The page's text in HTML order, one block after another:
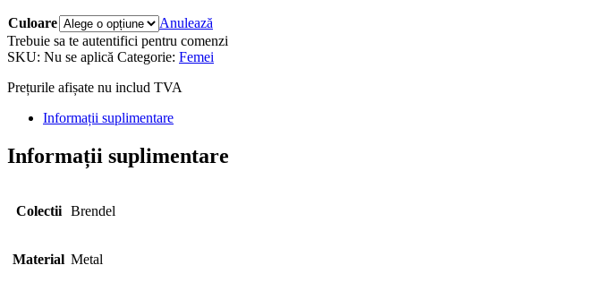
Culoare
Anulează
Trebuie sa te autentifici pentru comenzi
SKU: Nu se aplică Categorie: Femei
Prețurile afișate nu includ TVA
Informații suplimentare
Informații suplimentare
Colectii Brendel
Material Metal